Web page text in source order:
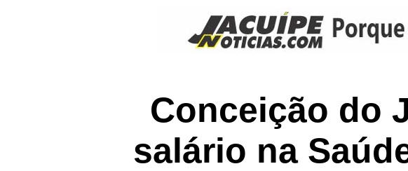
Conceição do
salário na